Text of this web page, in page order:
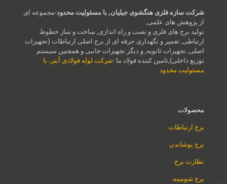
شرکت سازه فلزی هنگشوی جیلیان, با مسئولیت محدود-مجموعه ای
از پژوهش های علمی,
تولید برج های فلزی و نصب و راه اندازی, ساخت و ساز خطوط
ارتباطی, تعمیر و نگهداری حرفه ای از برج اصلی ارتباطات (تجهیزات
اصلی, تجهیزات ثانویه, و دیگر تجهیزات جانبی و همچنین سیستم
توزیع داخلی),تامین کننده فولاد ما :شرکت لوله فولادی آبتر، با
مسئولیت محدود
محصولات
برج ارتباطات
برج پوشاندن
نظارت برج
برج شومینه